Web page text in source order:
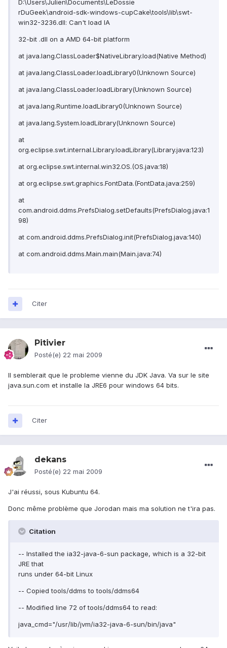
D:\Users\Julien\Documents\LeDossie
rDuGeek\android-sdk-windows-cupCake\tools\lib\swt-
win32-3236.dll: Can't load IA
32-bit .dll on a AMD 64-bit platform
at java.lang.ClassLoader$NativeLibrary.load(Native Method)
at java.lang.ClassLoader.loadLibrary0(Unknown Source)
at java.lang.ClassLoader.loadLibrary(Unknown Source)
at java.lang.Runtime.loadLibrary0(Unknown Source)
at java.lang.System.loadLibrary(Unknown Source)
at
org.eclipse.swt.internal.Library.loadLibrary(Library.java:123)
at org.eclipse.swt.internal.win32.OS.(OS.java:18)
at org.eclipse.swt.graphics.FontData.(FontData.java:259)
at
com.android.ddms.PrefsDialog.setDefaults(PrefsDialog.java:1
98)
at com.android.ddms.PrefsDialog.init(PrefsDialog.java:140)
at com.android.ddms.Main.main(Main.java:74)
Citer
Pitivier
Posté(e) 22 mai 2009
Il semblerait que le probleme vienne du JDK Java. Va sur le site
java.sun.com et installe la JRE6 pour windows 64 bits.
Citer
dekans
Posté(e) 22 mai 2009
J'ai réussi, sous Kubuntu 64.
Donc même problème que Jorodan mais ma solution ne t'ira pas.
Citation
-- Installed the ia32-java-6-sun package, which is a 32-bit
JRE that
runs under 64-bit Linux
-- Copied tools/ddms to tools/ddms64
-- Modified line 72 of tools/ddms64 to read:
java_cmd="/usr/lib/jvm/ia32-java-6-sun/bin/java"